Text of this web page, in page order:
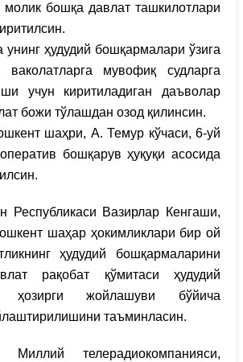
молик бошқа давлат ташкилотлари
унинг ҳудудий бошқармалари ўзига
ваколатларга мувофиқ судларга
учун киритиладиган даъволар
божи тўлашдан озод қилинсин.
шаҳри, А. Темур кўчаси, 6-уй
бошқарув ҳуқуқи асосида
Республикаси Вазирлар Кенгаши,
шаҳар ҳокимликлари бир ой
ҳудудий бошқармаларини
рақобат қўмитаси ҳудудий
ҳозирги жойлашуви бўйича
таъминласин.
Миллий телерадиокомпанияси,